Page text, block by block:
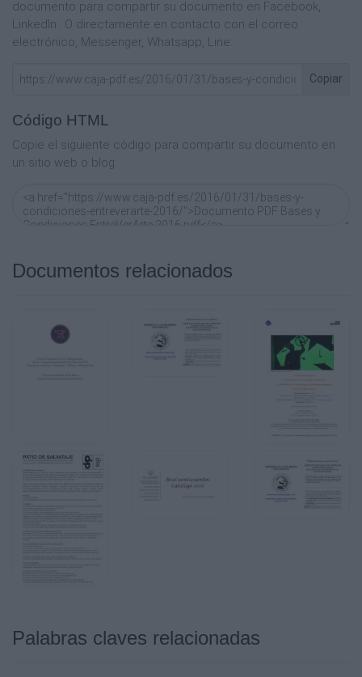
está a cargo del artista y el costo del mismo
está a cargo de la organización. Los detalles
se contemplarán según cada caso en
documento para compartir su documento en Facebook,
LinkedIn.. O directamente en contacto con el correo
electrónico, Messenger, Whatsapp, Line..
Copiar
Código HTML
Copie el siguiente código para compartir su documento en
un sitio web o blog:
Documentos relacionados
Palabras claves relacionadas